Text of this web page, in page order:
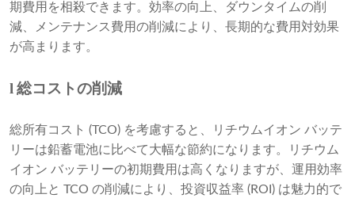
期費用を相殺できます。効率の向上、ダウンタイムの削
減、メンテナンス費用の削減により、長期的な費用対効果
が高まります。
l 総コストの削減
総所有コスト (TCO) を考慮すると、リチウムイオン バッテ
リーは鉛蓄電池に比べて大幅な節約になります。リチウム
イオン バッテリーの初期費用は高くなりますが、運用効率
の向上と TCO の削減により、投資収益率 (ROI) は魅力的で